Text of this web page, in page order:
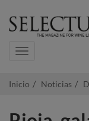
Navigation
Inicio Noticias